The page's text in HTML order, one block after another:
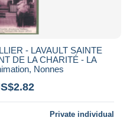
- LAVAULT SAINTE
DE LA CHARITÉ - LA
Nonnes
Private individual